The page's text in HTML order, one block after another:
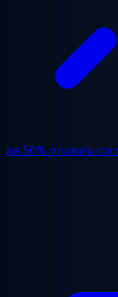
ลด 50% ทุกแพลน เวล